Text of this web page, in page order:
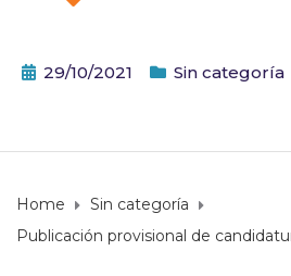
29/10/2021 Sin categoría
Home
Sin categoría
Publicación provisional de